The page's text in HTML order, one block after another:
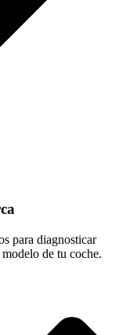
para diagnosticar
de tu coche.